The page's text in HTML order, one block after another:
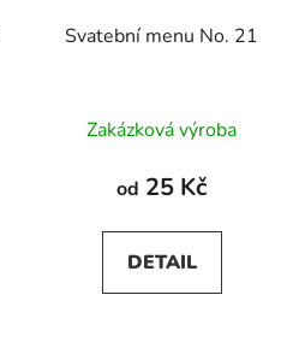
Svatební menu No. 21
Zakázková výroba
od 25 Kč
DETAIL